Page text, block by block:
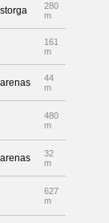
280
m
161
m
44
m
480
m
32
m
627
m